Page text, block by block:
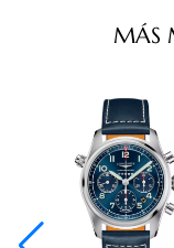
MÁS